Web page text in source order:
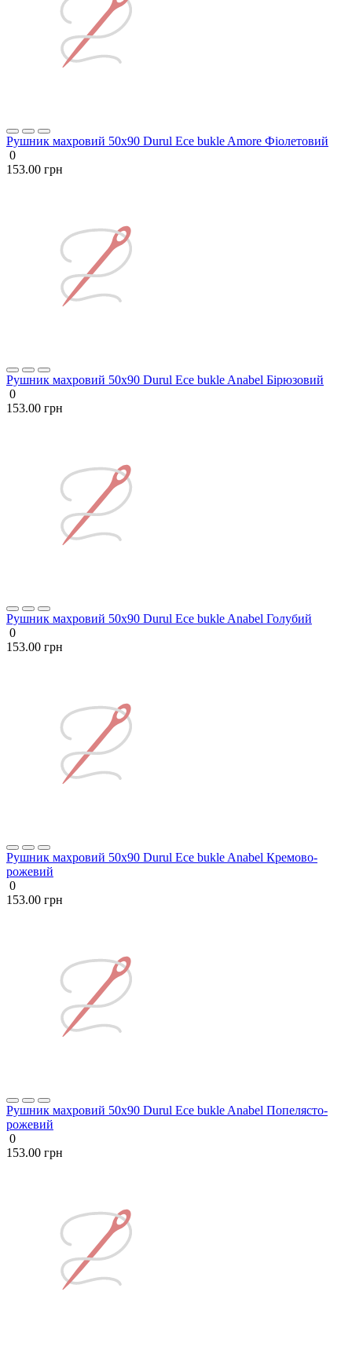
Рушник махровий 50х90 Durul Ece bukle Amore Фіолетовий
0
153.00 грн
Рушник махровий 50х90 Durul Ece bukle Anabel Бірюзовий
0
153.00 грн
Рушник махровий 50х90 Durul Ece bukle Anabel Голубий
0
153.00 грн
Рушник махровий 50х90 Durul Ece bukle Anabel Кремово-
рожевий
0
153.00 грн
Рушник махровий 50х90 Durul Ece bukle Anabel Попелясто-
рожевий
0
153.00 грн